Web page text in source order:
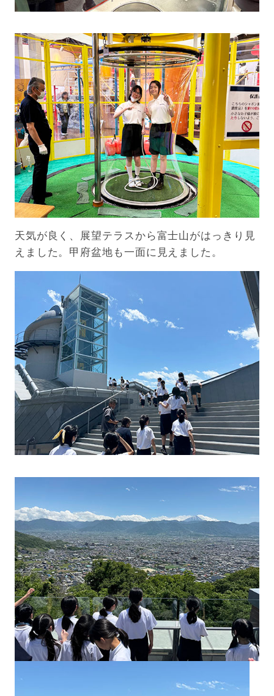
天気が良く、展望テラスから富士山がはっきり見
えました。甲府盆地も一面に見えました。